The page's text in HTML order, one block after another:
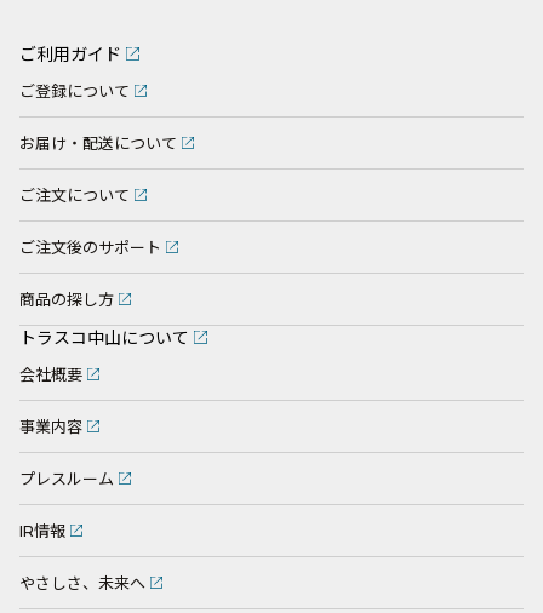
ご利用ガイド
ご登録について
お届け・配送について
ご注文について
ご注文後のサポート
商品の探し方
トラスコ中山について
会社概要
事業内容
プレスルーム
IR情報
やさしさ、未来へ